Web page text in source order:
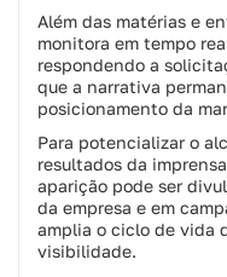
Além das matérias e
monitora em tempo
respondendo a
que a narrativa
posicionamento da
Para potencializar o
resultados da
aparição pode ser
da empresa e em
amplia o ciclo de vida
visibilidade.